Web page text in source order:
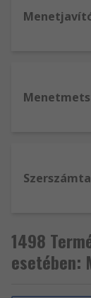
1498
esetében: